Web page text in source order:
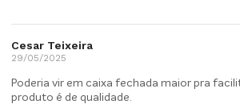
Cesar Teixeira
29/05/2025
Poderia vir em caixa fechada maior pra
produto é de qualidade.